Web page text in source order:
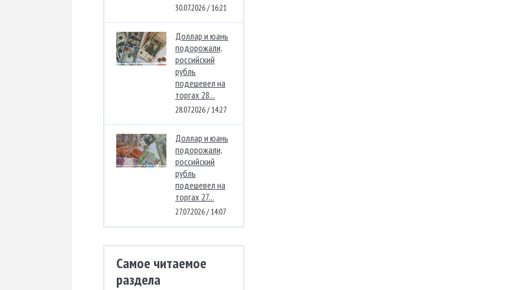
30.07.2026 / 16:21
Доллар и юань
подорожали,
российский
рубль
подешевел на
торгах 28...
28.07.2026 / 14:27
Доллар и юань
подорожали,
российский
рубль
подешевел на
торгах 27...
27.07.2026 / 14:07
Самое читаемое
раздела